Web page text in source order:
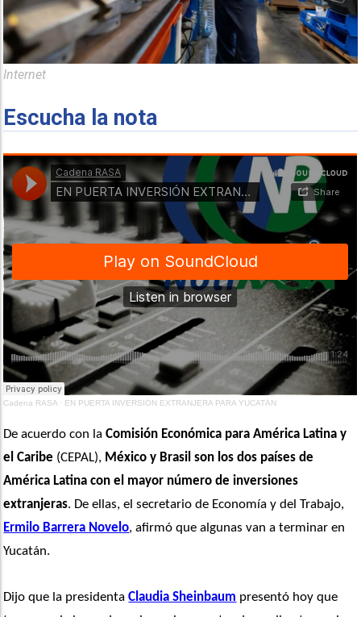
Internet
Escucha la nota
Cadena RASA · EN PUERTA INVERSIÓN EXTRANJERA PARA YUCATÁN
De acuerdo con la Comisión Económica para América Latina y
el Caribe (CEPAL), México y Brasil son los dos países de
América Latina con el mayor número de inversiones
extranjeras
Ermilo Barrera Novelo, afirmó que algunas van a terminar en
Yucatán.
Dijo que la presidenta Claudia Sheinbaum presentó hoy que